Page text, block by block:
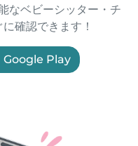
なベビーシッター・チ
確認できます！
Google Play